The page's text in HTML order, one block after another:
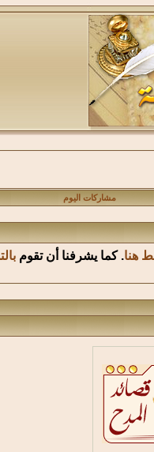
مشاركات اليوم
هنا. كما يشرفنا أن تقوم